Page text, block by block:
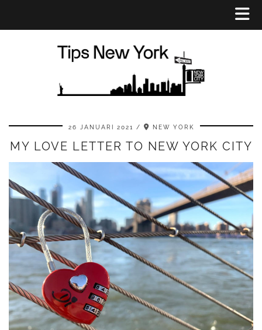
26 JANUARI 2021 NEW YORK
MY LOVE LETTER TO NEW YORK CITY